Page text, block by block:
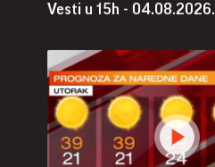
Vesti u 15h - 04.08.2026.